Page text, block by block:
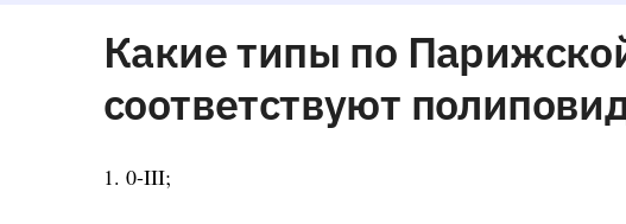
Какие типы по
соответствуют
1. 0-III;